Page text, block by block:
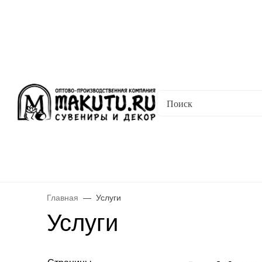
Главная Услуги
Услуги